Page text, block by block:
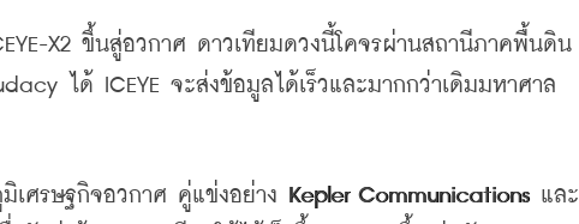
X2 ขึ้นสู่อวกาศ ดาวเทียมดวงนี้โคจรผ่านสถานีภาคพื้นดิน
ได้ ICEYE จะส่งข้อมูลได้เร็วและมากกว่าเดิมมหาศาล
เศรษฐกิจอวกาศ คู่แข่งอย่าง Kepler Communications และ